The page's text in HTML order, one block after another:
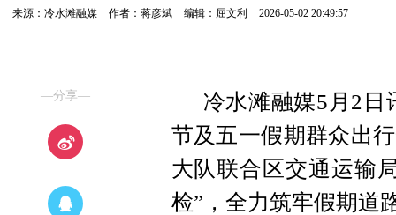
来源：冷水滩融媒 作者：蒋彦斌 编辑：屈文利 2026-05-02 20:49:57
—分享—
冷水滩融媒5月2日
节及五一假期群众出
大队联合区交通运输
检”，全力筑牢假期道